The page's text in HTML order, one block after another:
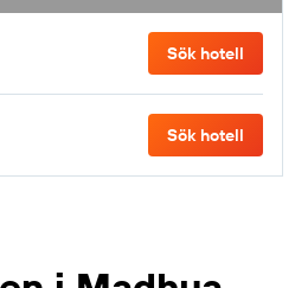
Sök hotell
Sök hotell